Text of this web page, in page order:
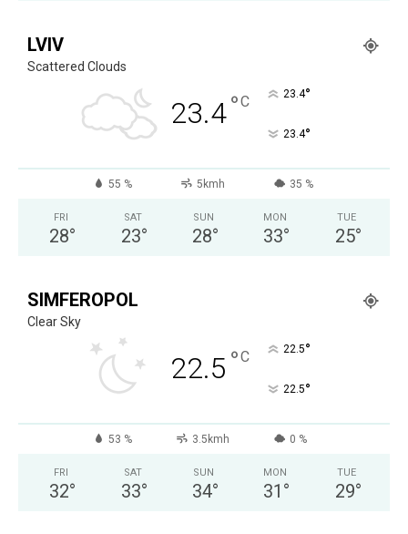
LVIV
Scattered Clouds
23.4°C 23.4°
23.4°
55 % 5kmh 35 %
FRI
28°
SAT
23°
SUN
28°
MON
33°
TUE
25°
SIMFEROPOL
Clear Sky
22.5 °C 22.5°
22.5°
53 % 3.5kmh 0 %
FRI
32°
SAT
33°
SUN
34°
MON
31 °
TUE
29°